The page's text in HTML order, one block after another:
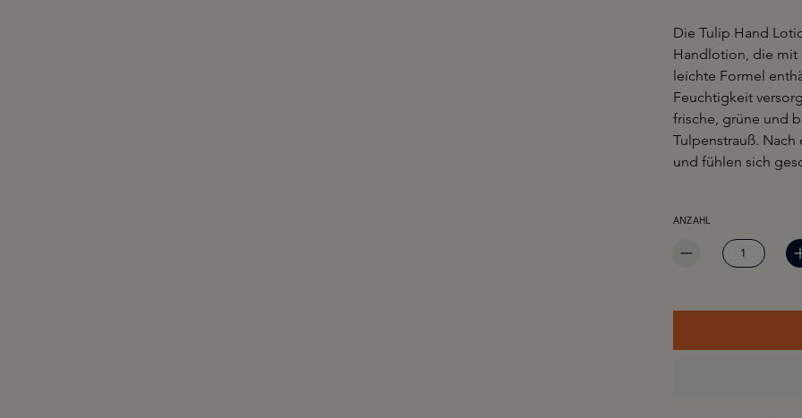
Die Tulip Hand
Handlotion, die mit
leichte Formel
Feuchtigkeit
frische, grüne und
Tulpenstrauß.
und fühlen sich
PRODUKT ANZAHL: GIB
ANZAHL